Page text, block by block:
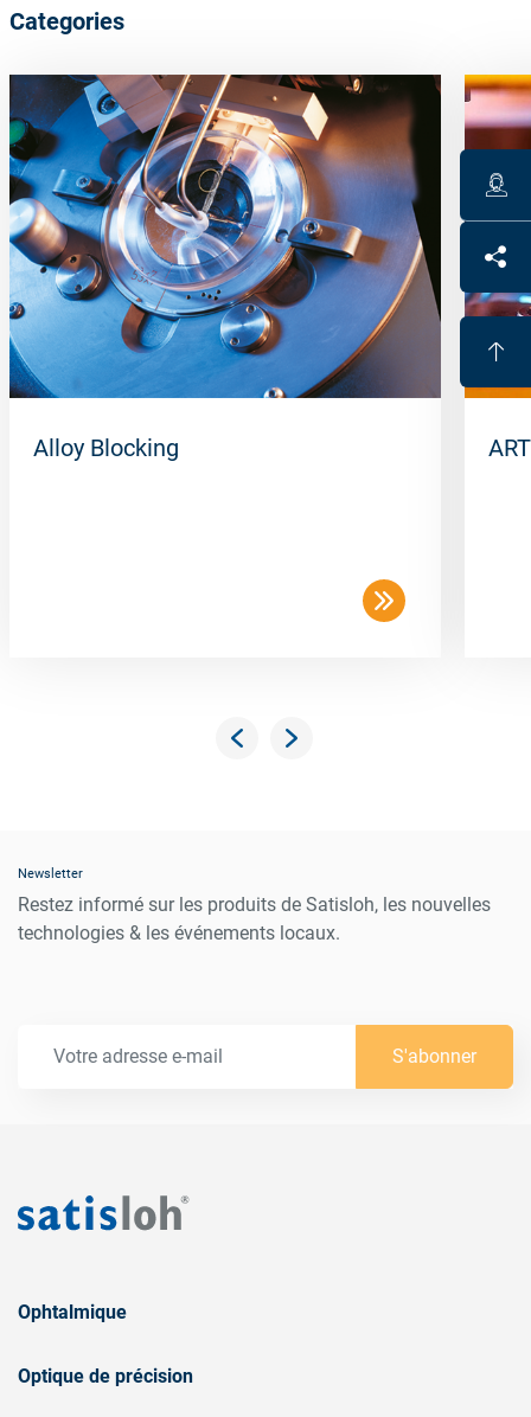
Categories
Alloy Blocking
Newsletter
Restez informé sur les produits de Satisloh, les nouvelles
technologies & les événements locaux.
S'abonner
Ophtalmique
Optique de précision